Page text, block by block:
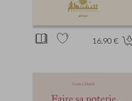
16.90 €